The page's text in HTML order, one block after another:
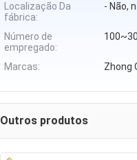
Localização Da
fábrica:
- Não,
Número de
empregado:
Marcas: Zhong
Outros produtos